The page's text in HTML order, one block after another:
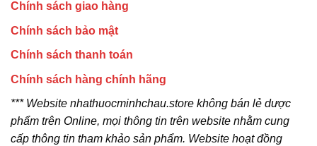
Chính sách giao hàng
Chính sách bảo mật
Chính sách thanh toán
Chính sách hàng chính hãng
*** Website nhathuocminhchau.store không bán lẻ dược
phẩm trên Online, mọi thông tin trên website nhằm cung
cấp thông tin tham khảo sản phẩm. Website hoạt đồng